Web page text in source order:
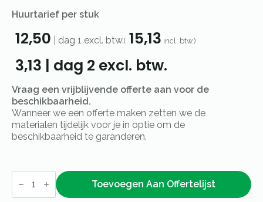
Huurtarief per stuk
12,50 dag 1 excl. btw.( 15,13 incl. btw.)
3,13 | dag 2 excl. btw.
Vraag een vrijblijvende offerte aan voor de
beschikbaarheid.
Wanneer we een offerte maken zetten we de
materialen tijdelijk voor je in optie om de
beschikbaarheid te garanderen.
Statafelrok
lichtgroen
Toevoegen Aan Offertelijst